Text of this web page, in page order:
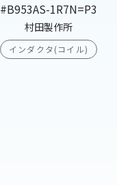
#B953AS-1R7N=P3
村田製作所
インダクタ(コイル)